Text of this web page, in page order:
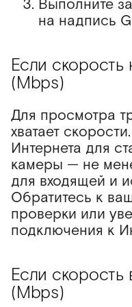
Карточка устройства
Настройки камеры и
дополнительные
SD-карта (карта
Выполните
на надпись
Если
(Mbps)
Для просмотра
хватает
Интернета для
камеры — не
для входящей и
Обратитесь к
проверки или
подключения к
Если
(Mbps)